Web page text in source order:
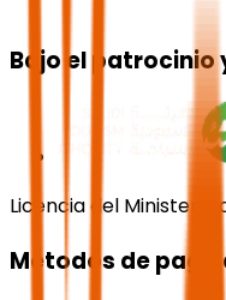
Bajo el patrocinio
Licencia del Ministerio
Métodos de pago